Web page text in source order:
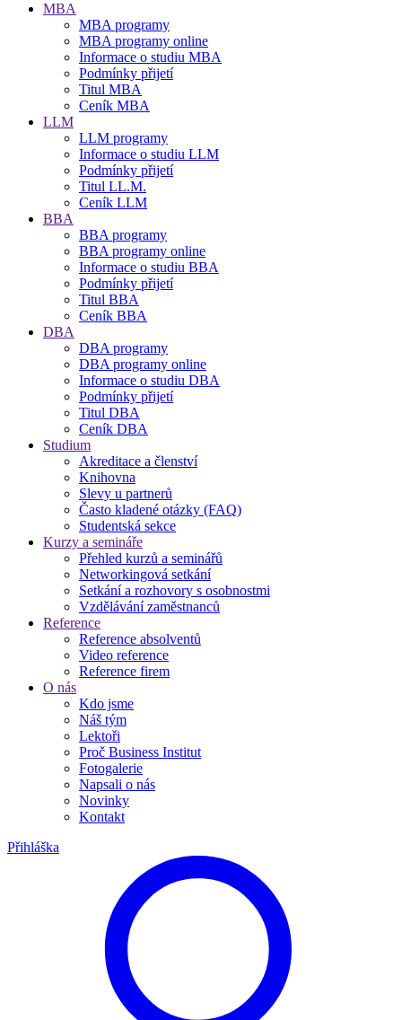
MBA
MBA programy
MBA programy online
Informace o studiu MBA
Podmínky přijetí
Titul MBA
Ceník MBA
LLM
LLM programy
Informace o studiu LLM
Podmínky přijetí
Titul LL.M.
Ceník LLM
BBA
BBA programy
BBA programy online
Informace o studiu BBA
Podmínky přijetí
Titul BBA
Ceník BBA
DBA
DBA programy
DBA programy online
Informace o studiu DBA
Podmínky přijetí
Titul DBA
Ceník DBA
Studium
Akreditace a členství
Knihovna
Slevy u partnerů
Často kladené otázky (FAQ)
Studentská sekce
Kurzy a semináře
Přehled kurzů a seminářů
Networkingová setkání
Setkání a rozhovory s osobnostmi
Vzdělávání zaměstnanců
Reference
Reference absolventů
Video reference
Reference firem
O nás
Kdo jsme
Náš tým
Lektoři
Proč Business Institut
Fotogalerie
Napsali o nás
Novinky
Kontakt
Přihláška